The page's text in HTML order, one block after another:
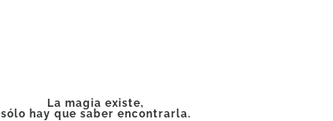
La magia existe,
sólo hay que saber encontrarla.